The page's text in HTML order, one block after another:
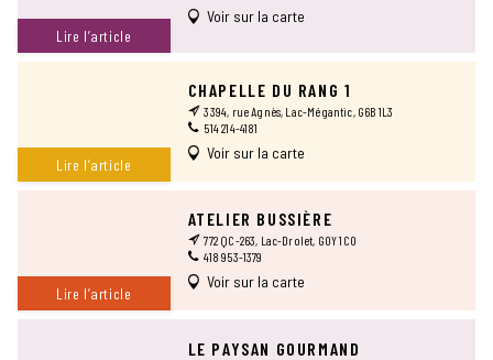
Lire l’article
Voir sur la carte
Lire l’article
CHAPELLE DU RANG 1
3394, rue Agnès, Lac-Mégantic, G6B 1L3
514 214-4181
Voir sur la carte
Lire l’article
ATELIER BUSSIÈRE
772 QC-263, Lac-Drolet, G0Y 1C0
418 953-1379
Voir sur la carte
LE PAYSAN GOURMAND